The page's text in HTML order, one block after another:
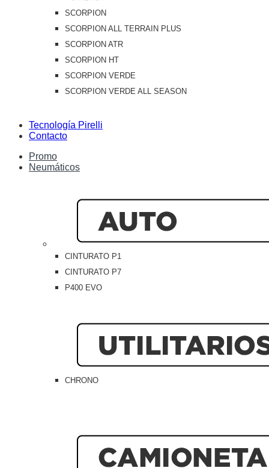
SCORPION
SCORPION ALL TERRAIN PLUS
SCORPION ATR
SCORPION HT
SCORPION VERDE
SCORPION VERDE ALL SEASON
Tecnología Pirelli
Contacto
Promo
Neumáticos
CINTURATO P1
CINTURATO P7
P400 EVO
CHRONO